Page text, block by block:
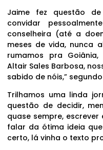
Jaime fez questão
convidar
conselheira (até a
meses de vida, nunca
rumamos pra
Altair Sales Barbosa,
sabido de nóis,”
Trilhamos uma linda
questão de decidir,
quase sempre, escrever
falar da ótima ideia
certo, lá vinha o texto